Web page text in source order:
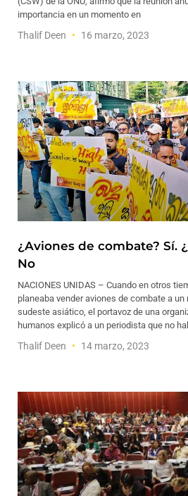
importancia en un momento en
Thalif Deen 16 marzo, 2023
¿Aviones de combate? Sí.
No
NACIONES UNIDAS – Cuando en otros
planeaba vender aviones de combate a un
sudeste asiático, el portavoz de una
humanos explicó a un periodista que no
Thalif Deen 14 marzo, 2023